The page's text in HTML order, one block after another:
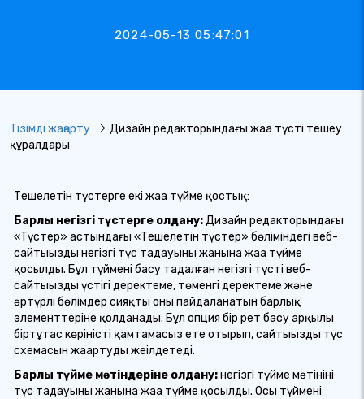
2024-05-13 05:47:01
Тізімді жаңарту
Дизайн редакторындағы жаңа түсті теңшеу
құралдары
Теңшелетін түстерге екі жаңа түйме қостық:
Барлық негізгі түстерге қолдану:Дизайн редакторындағы
«Түстер» астындағы «Теңшелетін түстер» бөліміндегі веб-
сайтыңыздың негізгі түс таңдауының жанына жаңа түйме
қосылды. Бұл түймені басу таңдалған негізгі түсті веб-
сайтыңыздың үстіңгі деректеме, төменгі деректеме және
әртүрлі бөлімдер сияқты оны пайдаланатын барлық
элементтеріне қолданады. Бұл опция бір рет басу арқылы
біртұтас көріністі қамтамасыз ете отырып, сайтыңыздың түс
схемасын жаңартуды жеңілдетеді.
Барлық түйме мәтіндеріне қолдану:негізгі түйме мәтінінің
түс таңдауының жанына жаңа түйме қосылды. Осы түймені